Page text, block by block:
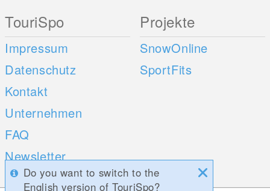
TouriSpo
Impressum
Datenschutz
Kontakt
Unternehmen
FAQ
Newsletter
Umfragen
Projekte
SnowOnline
SportFits
Do you want to switch to the
English version of TouriSpo?